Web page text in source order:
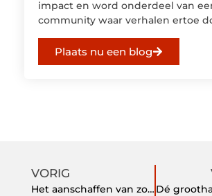
impact en word onderdeel van
community waar verhalen ertoe
Plaats nu een blog
VORIG
Het aanschaffen van zonnepanelen snel geregeld